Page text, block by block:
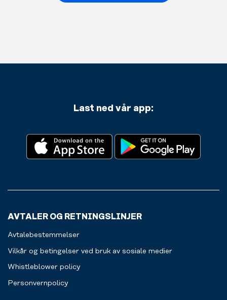
Last ned vår app:
AVTALER OG RETNINGSLINJER
Avtalebestemmelser
Vilkår og betingelser ved bruk av sosiale medier
Whistleblower policy
Personvernpolicy